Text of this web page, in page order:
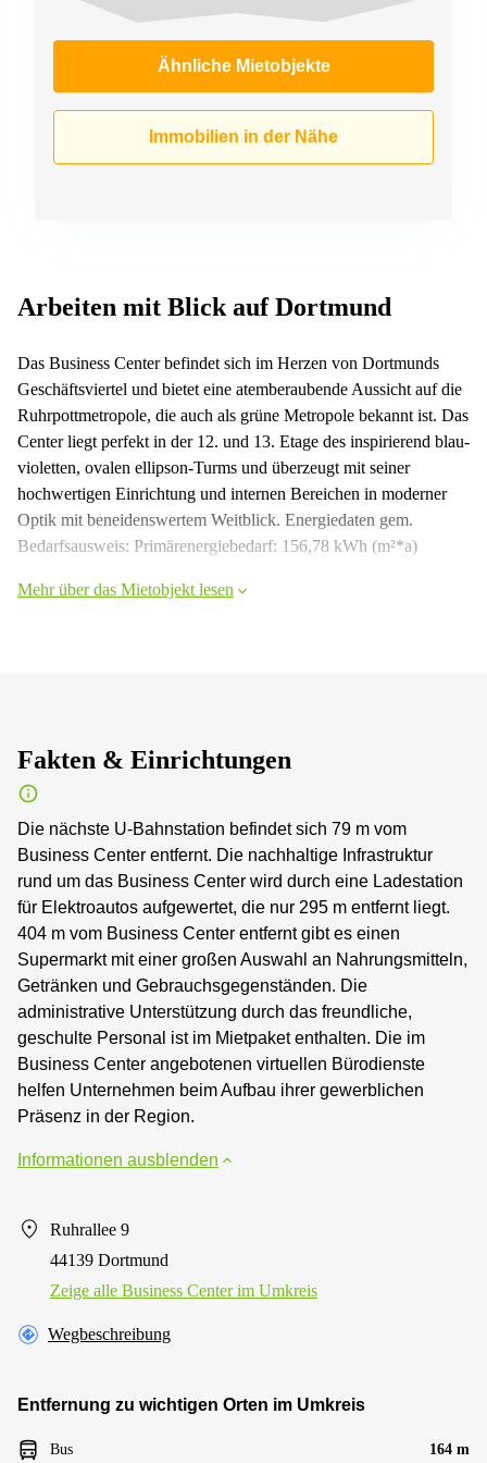
Ähnliche Mietobjekte
Immobilien in der Nähe
Arbeiten mit Blick auf Dortmund
Das Business Center befindet sich im Herzen von Dortmunds
Geschäftsviertel und bietet eine atemberaubende Aussicht auf die
Ruhrpottmetropole, die auch als grüne Metropole bekannt ist. Das
Center liegt perfekt in der 12. und 13. Etage des inspirierend blau-
violetten, ovalen ellipson-Turms und überzeugt mit seiner
hochwertigen Einrichtung und internen Bereichen in moderner
Optik mit beneidenswertem Weitblick. Energiedaten gem.
Bedarfsausweis: Primärenergiebedarf: 156,78 kWh (m²*a)
Mehr über das Mietobjekt lesen
Fakten & Einrichtungen
Die nächste U-Bahnstation befindet sich 79 m vom
Business Center entfernt. Die nachhaltige Infrastruktur
rund um das Business Center wird durch eine Ladestation
für Elektroautos aufgewertet, die nur 295 m entfernt liegt.
404 m vom Business Center entfernt gibt es einen
Supermarkt mit einer großen Auswahl an Nahrungsmitteln,
Getränken und Gebrauchsgegenständen. Die
administrative Unterstützung durch das freundliche,
geschulte Personal ist im Mietpaket enthalten. Die im
Business Center angebotenen virtuellen Bürodienste
helfen Unternehmen beim Aufbau ihrer gewerblichen
Präsenz in der Region.
Informationen ausblenden
Ruhrallee 9
44139 Dortmund
Zeige alle Business Center im Umkreis
Wegbeschreibung
Entfernung zu wichtigen Orten im Umkreis
Bus 164 m